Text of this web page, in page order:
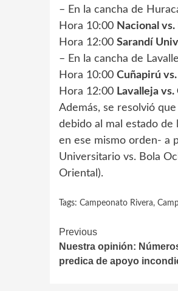
– En la cancha de
Hora 10:00 Nacional
Hora 12:00 Sarandí
– En la cancha de
Hora 10:00 Cuñapirú
Hora 12:00 Lavalleja
Además, se resolvió
debido al mal estado de
en ese mismo orden- a
Universitario vs. Bola
Oriental).
Tags: Campeonato Rivera,
Continue
Reading
Previous
Nuestra opinión:
predica de apoyo